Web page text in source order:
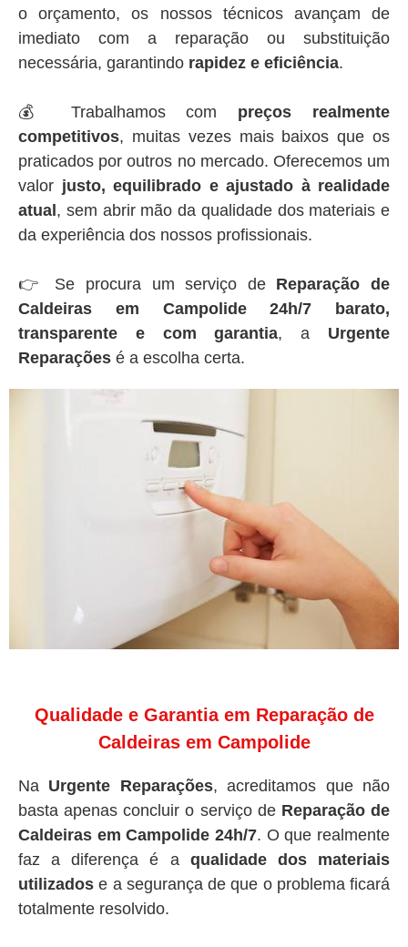
o orçamento, os nossos técnicos avançam de
imediato com a reparação ou substituição
necessária, garantindo rapidez e eficiência.
💰 Trabalhamos com preços realmente
competitivos, muitas vezes mais baixos que os
praticados por outros no mercado. Oferecemos um
valor justo, equilibrado e ajustado à realidade
atual , sem abrir mão da qualidade dos materiais e
da experiência dos nossos profissionais.
👉 Se procura um serviço de Reparação de
Caldeiras em Campolide 24h/7 barato,
transparente e com garantia, a Urgente
Reparações é a escolha certa.
Qualidade e Garantia em Reparação de
Caldeiras em Campolide
Na Urgente Reparações, acreditamos que não
basta apenas concluir o serviço de Reparação de
Caldeiras em Campolide 24h/7. O que realmente
faz a diferença é a qualidade dos materiais
utilizados e a segurança de que o problema ficará
totalmente resolvido.